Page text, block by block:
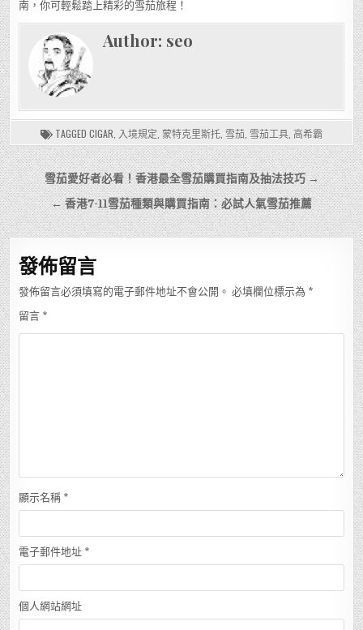
南，你可輕鬆踏上精彩的雪茄旅程！
Author: seo
TAGGED CIGAR 入境規定 蒙特克里斯托 雪茄 雪茄工具 高希霸
文
章
導
覽
雪茄愛好者必看！香港最全雪茄購買指南及抽法技巧 →
← 香港7-11雪茄種類與購買指南：必試人氣雪茄推薦
發佈留言
發佈留言必須填寫的電子郵件地址不會公開。 必填欄位標示為 *
留言 *
顯示名稱 *
電子郵件地址 *
個人網站網址